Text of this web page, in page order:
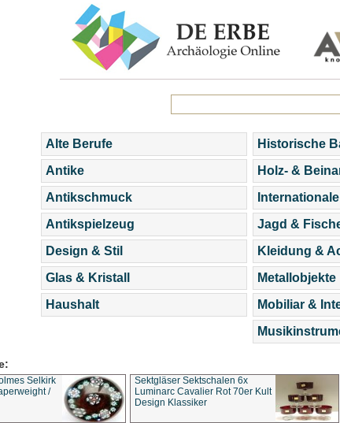
Alte Berufe
Antike
Antikschmuck
Antikspielzeug
Design & Stil
Glas & Kristall
Haushalt
Historische
Holz- &
Jagd &
Kleidung &
Metallobjekte
Mobiliar &
Selkirk
/
Sektgläser Sektschalen 6x
Luminarc Cavalier Rot 70er Kult
Design Klassiker